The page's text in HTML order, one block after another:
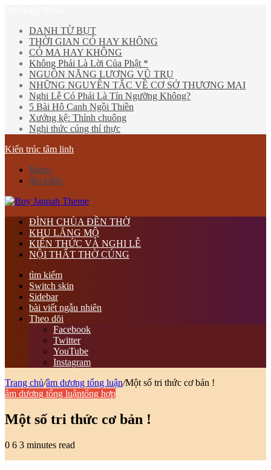
DANH TỪ BỤT
THỜI GIAN CÓ HAY KHÔNG
CÓ MA HAY KHÔNG
Không Phải Là Lời Của Phật *
NGUỒN NĂNG LƯỢNG VŨ TRỤ
NHỮNG NGUYÊN TẮC VỀ CƠ SỞ THƯƠNG MẠI
Nghi Lễ Có Phải Là Tín Ngưỡng Không?
5 Bài Hô Canh Ngồi Thiền
Xướng kệ: Thỉnh chuông
Nghi thức cúng thí thực
Kiến trúc tâm linh
Menu
tìm kiếm
ĐÌNH CHÙA ĐỀN THỜ
KHU LĂNG MỘ
KIẾN THỨC VÀ NGHI LỄ
NỘI THẤT THỜ CÚNG
tìm kiếm
Switch skin
Sidebar
bài viết ngẫu nhiên
Theo dõi
Facebook
Twitter
YouTube
Instagram
Trang chủ/âm dương tổng luận/Một số tri thức cơ bản !
âm dương tổng luậntổng hợp
Một số tri thức cơ bản !
0 6 3 minutes read